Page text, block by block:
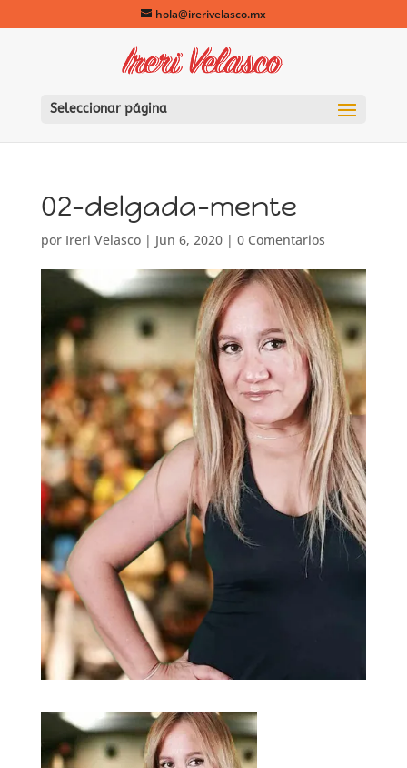
hola@irerivelasco.mx
Seleccionar página
02-delgada-mente
por Ireri Velasco| Jun 6, 2020| 0 Comentarios